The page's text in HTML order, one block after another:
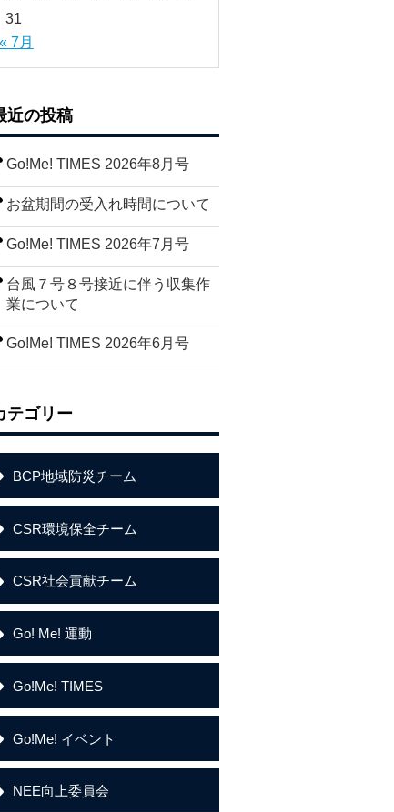
31
« 7月
近の投稿
Go!Me! TIMES 2026年8月号
お盆期間の受入れ時間について
Go!Me! TIMES 2026年7月号
台風７号８号接近に伴う収集作
業について
Go!Me! TIMES 2026年6月号
テゴリー
BCP地域防災チーム
CSR環境保全チーム
CSR社会貢献チーム
Go! Me! 運動
Go!Me! TIMES
Go!Me! イベント
NEE向上委員会